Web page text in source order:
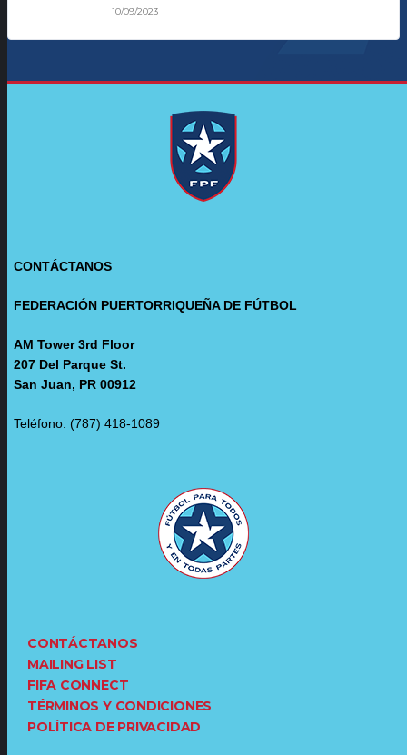
10/09/2023
CONTÁCTANOS
FEDERACIÓN PUERTORRIQUEÑA DE FÚTBOL
AM Tower 3rd Floor
207 Del Parque St.
San Juan, PR 00912
Teléfono: (787) 418-1089
CONTÁCTANOS
MAILING LIST
FIFA CONNECT
TÉRMINOS Y CONDICIONES
POLÍTICA DE PRIVACIDAD